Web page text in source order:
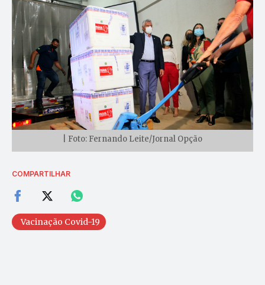
| Foto: Fernando Leite/Jornal Opção
COMPARTILHAR
Vacinação Covid-19